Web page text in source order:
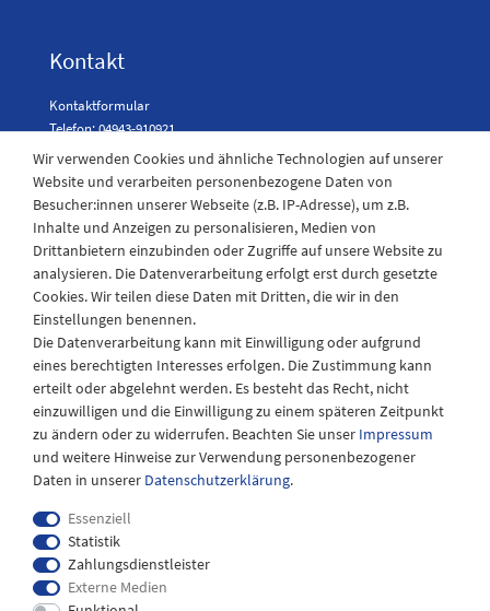
Kontakt
Kontaktformular
Telefon: 04943-910921
Laden Öffnungszeiten
Montag - Freitag
08:30 - 12:30 und 13.00 - 17.30 Uhr
Samstags
08:30 bis 12:30 Uhr
Impressum
Wir verwenden Cookies und ähnliche Technologien auf unserer
Website und verarbeiten personenbezogene Daten von
Besucher:innen unserer Webseite (z.B. IP-Adresse), um z.B.
Inhalte und Anzeigen zu personalisieren, Medien von
Drittanbietern einzubinden oder Zugriffe auf unsere Website zu
analysieren. Die Datenverarbeitung erfolgt erst durch gesetzte
Cookies. Wir teilen diese Daten mit Dritten, die wir in den
Einstellungen benennen.
Die Datenverarbeitung kann mit Einwilligung oder aufgrund
eines berechtigten Interesses erfolgen. Die Zustimmung kann
erteilt oder abgelehnt werden. Es besteht das Recht, nicht
einzuwilligen und die Einwilligung zu einem späteren Zeitpunkt
zu ändern oder zu widerrufen. Beachten Sie unser Impressum
und weitere Hinweise zur Verwendung personenbezogener
Daten in unserer Daten­schutz­erklärung.
Essenziell
Statistik
Zahlungsdienstleister
Externe Medien